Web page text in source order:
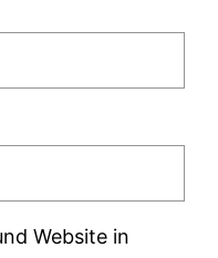
Website in